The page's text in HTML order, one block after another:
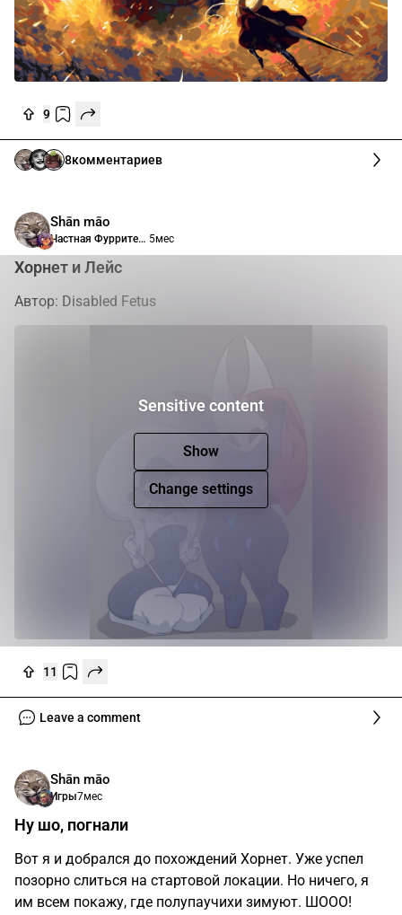
9
8комментариев
Shān māo
Частная Фурритека Анимасити 5мес
Хорнет и Лейс
Автор: Disabled Fetus
Sensitive content
Show
Change settings
11
Leave a comment
Shān māo
Игры7мес
Ну шо, погнали
Вот я и добрался до похождений Хорнет. Уже успел
позорно слиться на стартовой локации. Но ничего, я
им всем покажу, где полупаучихи зимуют. ШООО!